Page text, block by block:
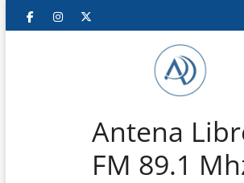
Saltar
FacebookInstagram
Antena
FM 89.1